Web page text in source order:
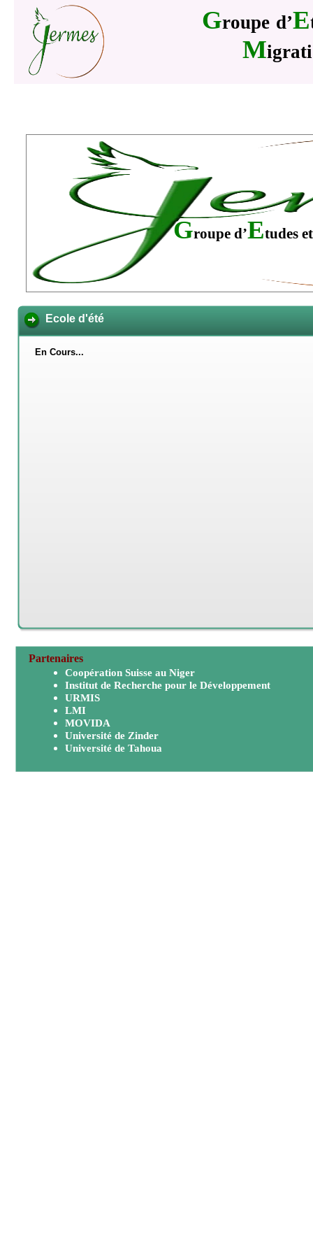
Groupe d’E
M
Ecole d'été
En Cours...
Groupe d’Etudes
Partenaires
Coopération Suisse au Niger
Institut de Recherche pour le Développement
URMIS
LMI
MOVIDA
Université de Zinder
Université de Tahoua